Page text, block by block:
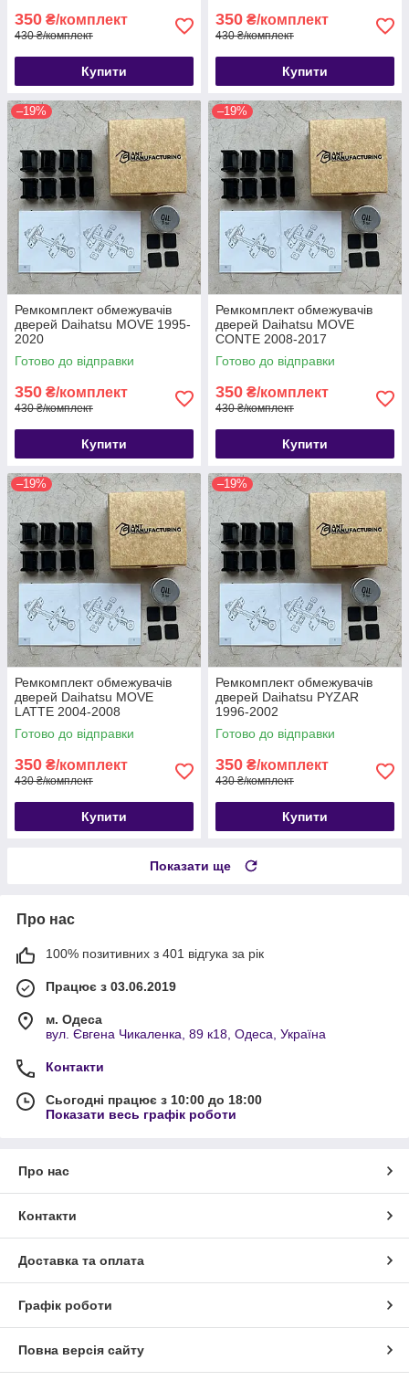
350 ₴/комплект
430 ₴/комплект
Купити
350 ₴/комплект
430 ₴/комплект
Купити
–19%
Ремкомплект обмежувачів
дверей Daihatsu MOVE 1995-
2020
Готово до відправки
350 ₴/комплект
430 ₴/комплект
Купити
–19%
Ремкомплект обмежувачів
дверей Daihatsu MOVE
CONTE 2008-2017
Готово до відправки
350 ₴/комплект
430 ₴/комплект
Купити
–19%
Ремкомплект обмежувачів
дверей Daihatsu MOVE
LATTE 2004-2008
Готово до відправки
350 ₴/комплект
430 ₴/комплект
Купити
–19%
Ремкомплект обмежувачів
дверей Daihatsu PYZAR
1996-2002
Готово до відправки
350 ₴/комплект
430 ₴/комплект
Купити
Показати ще
Про нас
100% позитивних з 401 відгука за рік
Працює з 03.06.2019
м. Одеса
вул. Євгена Чикаленка, 89 к18, Одеса, Україна
Контакти
Сьогодні працює з 10:00 до 18:00
Показати весь графік роботи
Про нас
Контакти
Доставка та оплата
Графік роботи
Повна версія сайту